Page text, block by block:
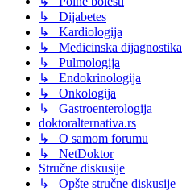
↳ Dijabetes
↳ Kardiologija
↳ Medicinska dijagnostika
↳ Pulmologija
↳ Endokrinologija
↳ Onkologija
↳ Gastroenterologija
doktoralternativa.rs
↳ O samom forumu
↳ NetDoktor
Stručne diskusije
↳ Opšte stručne diskusije